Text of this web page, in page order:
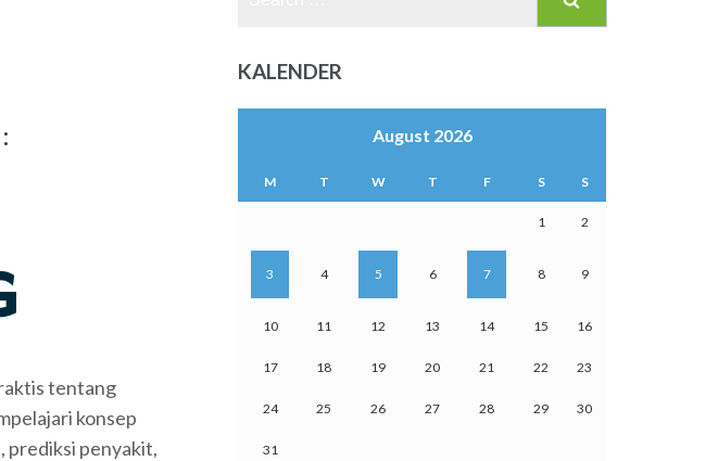
:
tentang
konsep
prediksi penyakit,
KALENDER
August 2026
M T W T F S S
1 2
3 4 5 6 7 8 9
10 11 12 13 14 15 16
17 18 19 20 21 22 23
24 25 26 27 28 29 30
31